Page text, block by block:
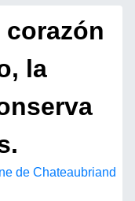
corazón
la
de Chateaubriand